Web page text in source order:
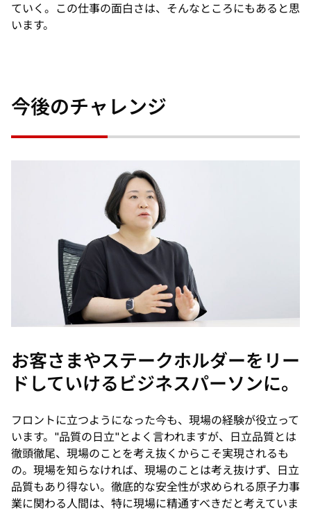
ていく。この仕事の面白さは、そんなところにもあると思
います。
今後のチャレンジ
お客さまやステークホルダーをリー
ドしていけるビジネスパーソンに。
フロントに立つようになった今も、現場の経験が役立って
います。"品質の日立"とよく言われますが、日立品質とは
徹頭徹尾、現場のことを考え抜くからこそ実現されるも
の。現場を知らなければ、現場のことは考え抜けず、日立
品質もあり得ない。徹底的な安全性が求められる原子力事
業に関わる人間は、特に現場に精通すべきだと考えていま